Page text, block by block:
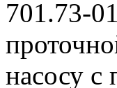
701.73-
насосу с